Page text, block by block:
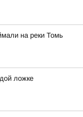
на реки Томь
ложке